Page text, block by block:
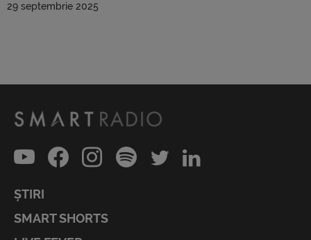
29 septembrie 2025
ȘTIRI
SMART SHORTS